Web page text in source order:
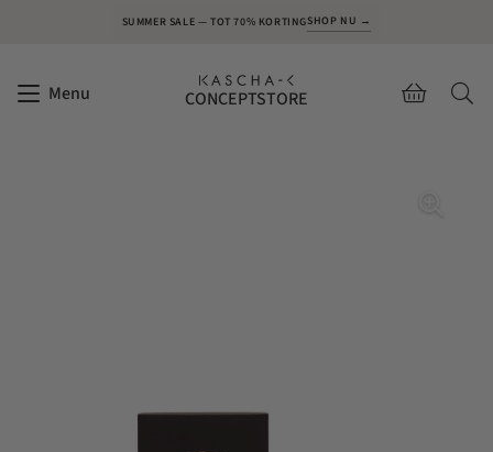
SUMMER SALE — TOT 70% KORTINGSHOP NU →
Menu CONCEPTSTORE